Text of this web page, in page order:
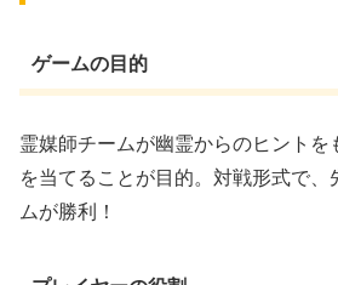
ゲームの目的
霊媒師チームが幽霊からのヒントを
を当てることが目的。対戦形式で、
ムが勝利！